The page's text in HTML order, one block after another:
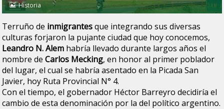
Historia
Terruño de inmigrantesque integrando sus diversas
culturas forjaron la pujante ciudad que hoy conocemos,
Leandro N. Alem habría llevado durante largos años el
nombre deCarlos Mecking, en honor al primer poblador
del lugar, el cual se habría asentado en la Picada San
Javier, hoy Ruta Provincial N° 4.
Con el tiempo, el gobernador Héctor Barreyro decidiría el
cambio de esta denominación por la del político argentino.